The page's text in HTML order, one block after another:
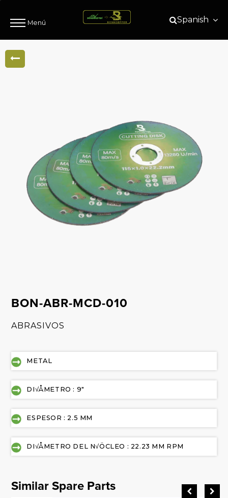
Menú Spanish
BON-ABR-MCD-010
ABRASIVOS
METAL
DI√ÅMETRO : 9"
ESPESOR : 2.5 MM
DI√ÅMETRO DEL N√ÖCLEO : 22.23 MM RPM
Similar Spare Parts